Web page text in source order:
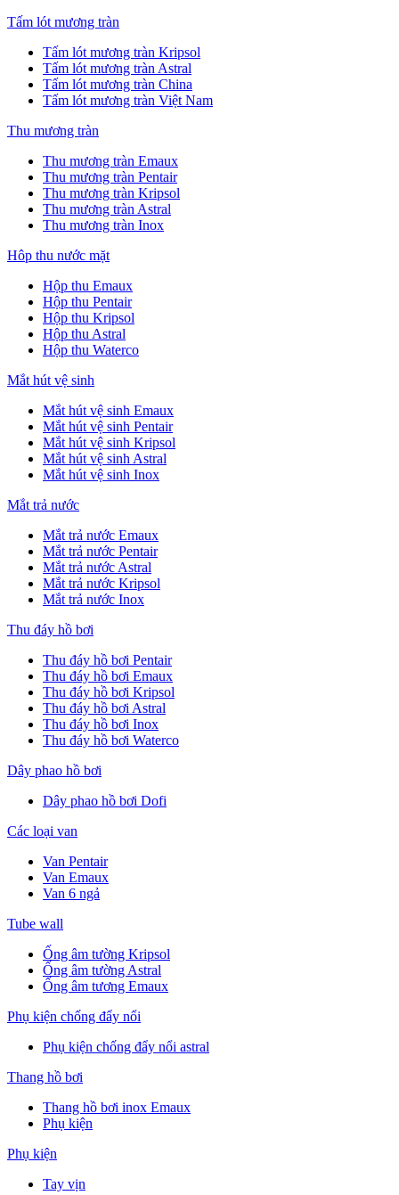
Tấm lót mương tràn
Tấm lót mương tràn Kripsol
Tấm lót mương tràn Astral
Tấm lót mương tràn China
Tấm lót mương tràn Việt Nam
Thu mương tràn
Thu mương tràn Emaux
Thu mương tràn Pentair
Thu mương tràn Kripsol
Thu mương tràn Astral
Thu mương tràn Inox
Hôp thu nước mặt
Hộp thu Emaux
Hộp thu Pentair
Hộp thu Kripsol
Hộp thu Astral
Hộp thu Waterco
Mắt hút vệ sinh
Mắt hút vệ sinh Emaux
Mắt hút vệ sinh Pentair
Mắt hút vệ sinh Kripsol
Mắt hút vệ sinh Astral
Mắt hút vệ sinh Inox
Mắt trả nước
Mắt trả nước Emaux
Mắt trả nước Pentair
Mắt trả nước Astral
Mắt trả nước Kripsol
Mắt trả nước Inox
Thu đáy hồ bơi
Thu đáy hồ bơi Pentair
Thu đáy hồ bơi Emaux
Thu đáy hồ bơi Kripsol
Thu đáy hồ bơi Astral
Thu đáy hồ bơi Inox
Thu đáy hồ bơi Waterco
Dây phao hồ bơi
Dây phao hồ bơi Dofi
Các loại van
Van Pentair
Van Emaux
Van 6 ngả
Tube wall
Ống âm tường Kripsol
Ống âm tường Astral
Ống âm tương Emaux
Phụ kiện chống đẩy nổi
Phụ kiện chống đẩy nổi astral
Thang hồ bơi
Thang hồ bơi inox Emaux
Phụ kiện
Phụ kiện
Tay vịn